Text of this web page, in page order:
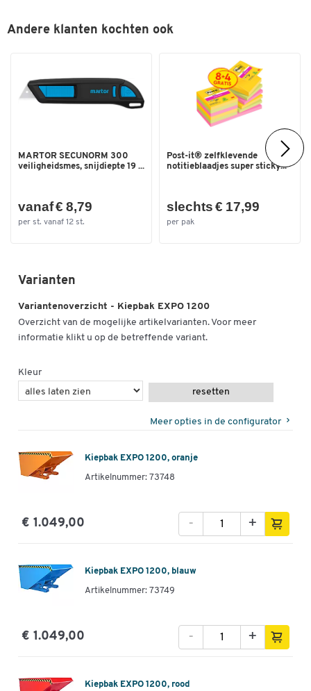
Afm. uitw. L x B x H (mm) 1720 x 1070 x 1095
Lengte (mm) 1720
Andere klanten kochten ook
MARTOR SECUNORM 300
veiligheidsmes, snijdiepte 19 ...
vanaf € 8,79
per st. vanaf 12 st.
Post-it® zelfklevende
notitieblaadjes super sticky...
slechts € 17,99
per pak
Varianten
Variantenoverzicht - Kiepbak EXPO 1200
Overzicht van de mogelijke artikelvarianten. Voor meer
informatie klikt u op de betreffende variant.
Kleur
resetten
Meer opties in de configurator
Kiepbak EXPO 1200, oranje
Artikelnummer: 73748
€ 1.049,00 +
-
Kiepbak EXPO 1200, blauw
Artikelnummer: 73749
€ 1.049,00 +
-
Kiepbak EXPO 1200, rood
Dubbelklik om in te zoomen